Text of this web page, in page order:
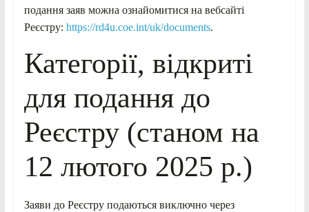
подання заяв можна ознайомитися на вебсайті
Реєстру: https://rd4u.coe.int/uk/documents.
Категорії, відкриті
для подання до
Реєстру (станом на
12 лютого 2025 р.)
Заяви до Реєстру подаються виключно через